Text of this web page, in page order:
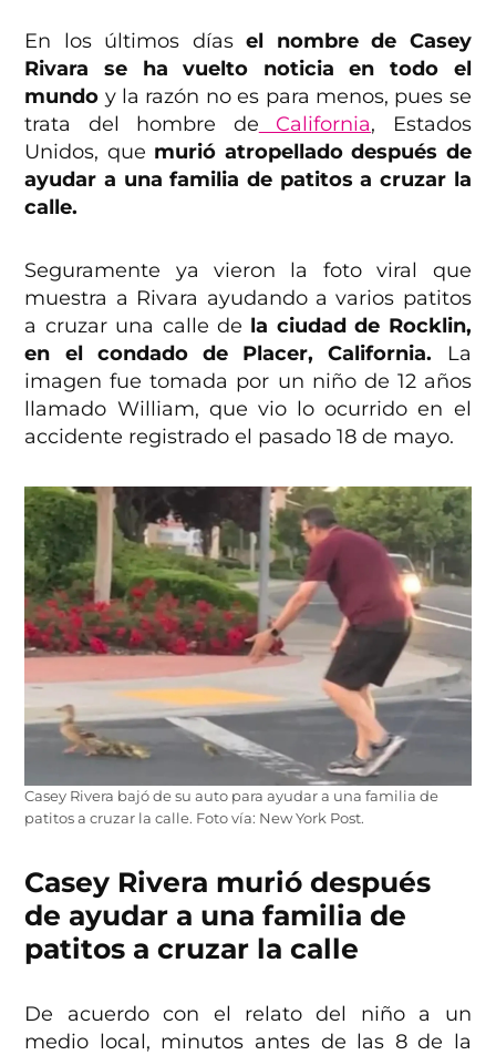
En los últimos díasel nombre de Casey
Rivara se ha vuelto noticia en todo el
mundo y la razón no es para menos, pues se
trata del hombre de California, Estados
Unidos, que murió atropellado después de
ayudar a una familia de patitos a cruzar la
calle.
Seguramente ya vieron la foto viral que
muestra a Rivara ayudando a varios patitos
a cruzar una calle de la ciudad de Rocklin,
en el condado de Placer, California. La
imagen fue tomada por un niño de 12 años
llamado William, que vio lo ocurrido en el
accidente registrado el pasado 18 de mayo.
Casey Rivera bajó de su auto para ayudar a una familia de
patitos a cruzar la calle. Foto vía: New York Post.
Casey Rivera murió después
de ayudar a una familia de
patitos a cruzar la calle
De acuerdo con el relato del niño a un
medio local, minutos antes de las 8 de la